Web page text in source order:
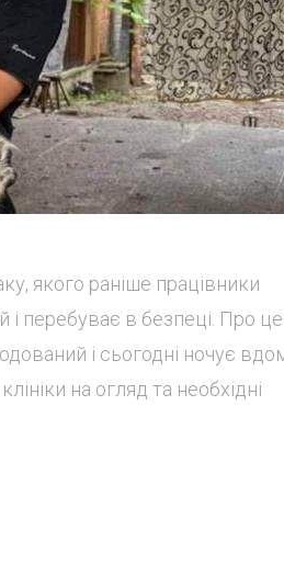
якого раніше працівники
і перебуває в безпеці. Про це
і сьогодні ночує
на огляд та необхідні